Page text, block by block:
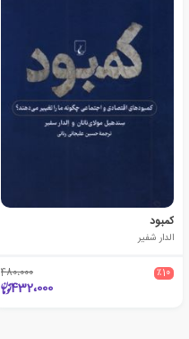
کمبود
الدار شفیر
٪10 480،000
432،000